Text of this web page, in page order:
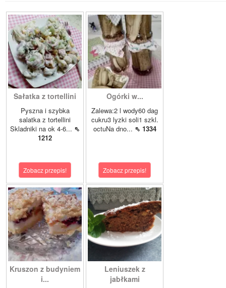
Sałatka z tortellini
Pyszna i szybka
salatka z tortellini
Skladniki na ok 4-6... ⇖
1212
Zobacz przepis!
Ogórki w...
Zalewa:2 l wody60 dag
cukru3 lyzki soli1 szkl.
octuNa dno... ⇖ 1334
Zobacz przepis!
Kruszon z budyniem
i...
Leniuszek z
jabłkami